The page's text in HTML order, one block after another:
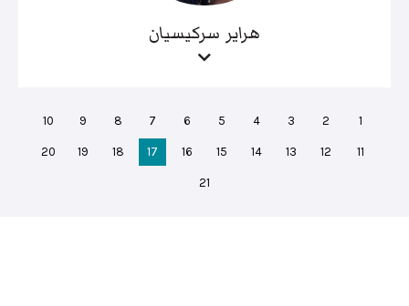
هراير سركيسيان
1
2
3
4
5
6
7
8
9
10
11
12
13
14
15
16
17
18
19
20
21